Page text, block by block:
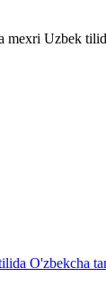
mexri Uzbek